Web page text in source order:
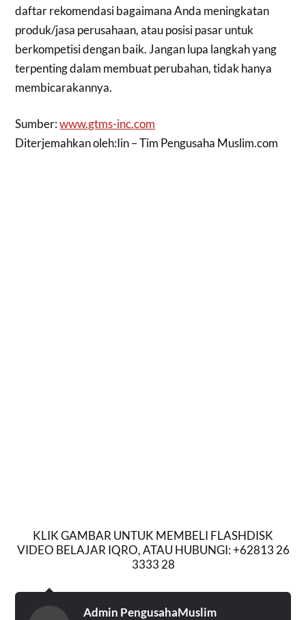
daftar rekomendasi bagaimana Anda meningkatan
produk/jasa perusahaan, atau posisi pasar untuk
berkompetisi dengan baik. Jangan lupa langkah yang
terpenting dalam membuat perubahan, tidak hanya
membicarakannya.
Sumber:www.gtms-inc.com
Diterjemahkan oleh:Iin – Tim Pengusaha Muslim.com
KLIK GAMBAR UNTUK MEMBELI FLASHDISK
VIDEO BELAJAR IQRO, ATAU HUBUNGI: +62813 26
3333 28
Admin PengusahaMuslim